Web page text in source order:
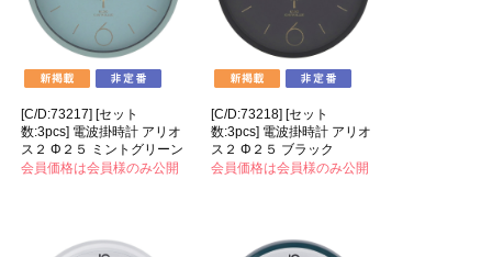
[C/D:73217] [セット
数:3pcs] 電波掛時計 アリオ
ス２ Φ２５ ミントグリーン
会員価格は会員様のみ公開
[C/D:73218] [セット
数:3pcs] 電波掛時計 アリオ
ス２ Φ２５ ブラック
会員価格は会員様のみ公開